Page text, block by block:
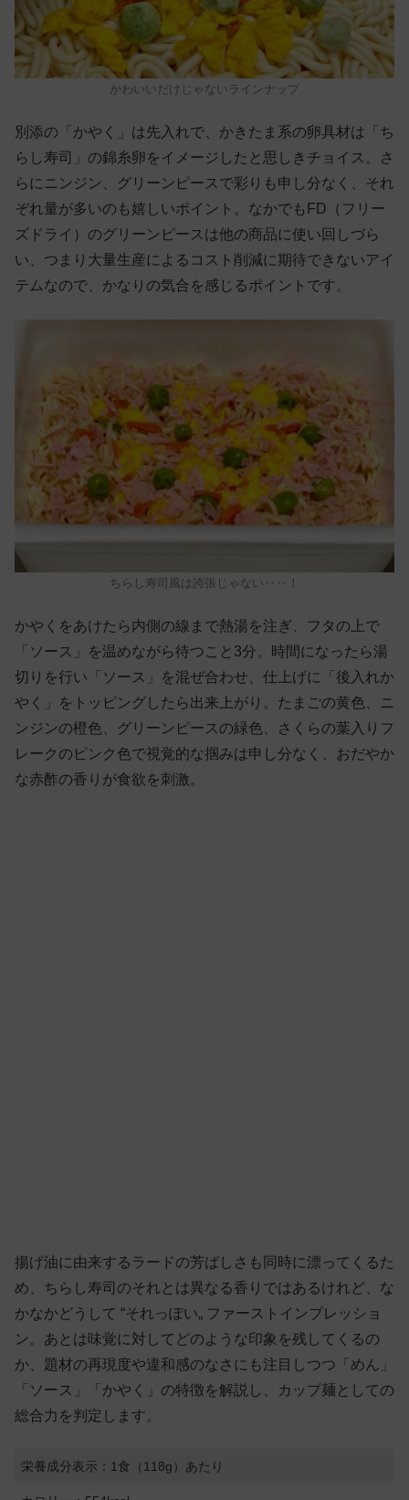
かわいいだけじゃないラインナップ
別添の「かやく」は先入れで、かきたま系の卵具材は「ち
らし寿司」の錦糸卵をイメージしたと思しきチョイス。さ
らにニンジン、グリーンピースで彩りも申し分なく、それ
ぞれ量が多いのも嬉しいポイント。なかでもFD（フリー
ズドライ）のグリーンピースは他の商品に使い回しづら
い、つまり大量生産によるコスト削減に期待できないアイ
テムなので、かなりの気合を感じるポイントです。
ちらし寿司風は誇張じゃない‥‥！
かやくをあけたら内側の線まで熱湯を注ぎ、フタの上で
「ソース」を温めながら待つこと3分。時間になったら湯
切りを行い「ソース」を混ぜ合わせ、仕上げに「後入れか
やく」をトッピングしたら出来上がり。たまごの黄色、ニ
ンジンの橙色、グリーンピースの緑色、さくらの葉入りフ
レークのピンク色で視覚的な掴みは申し分なく、おだやか
な赤酢の香りが食欲を刺激。
揚げ油に由来するラードの芳ばしさも同時に漂ってくるた
め、ちらし寿司のそれとは異なる香りではあるけれど、な
かなかどうして “それっぽい„ ファーストインプレッショ
ン。あとは味覚に対してどのような印象を残してくるの
か、題材の再現度や違和感のなさにも注目しつつ「めん」
「ソース」「かやく」の特徴を解説し、カップ麺としての
総合力を判定します。
栄養成分表示：1食（118g）あたり